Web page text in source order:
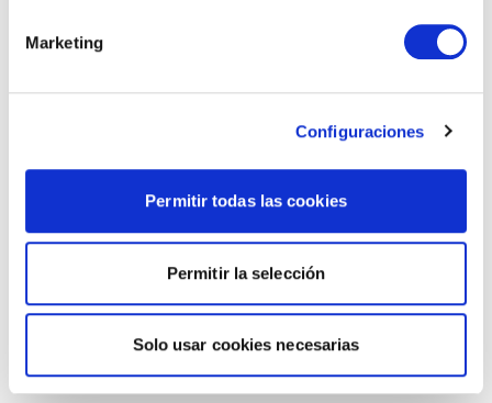
Marketing
Configuraciones
Permitir todas las cookies
Permitir la selección
Solo usar cookies necesarias